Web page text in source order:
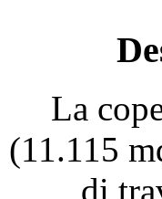
La
(11.115
di